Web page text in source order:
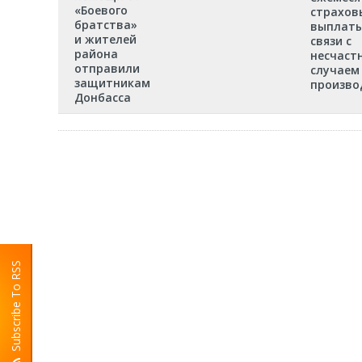
Subscribe To RSS
«Боевого
братства»
и жителей
района
отправили
защитникам
Донбасса
связи с